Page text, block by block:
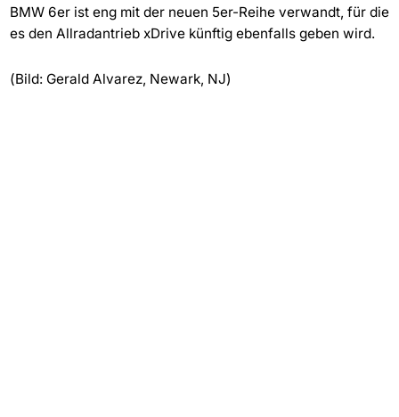
BMW 6er ist eng mit der neuen 5er-Reihe verwandt, für die
es den Allradantrieb xDrive künftig ebenfalls geben wird.
(Bild: Gerald Alvarez, Newark, NJ)